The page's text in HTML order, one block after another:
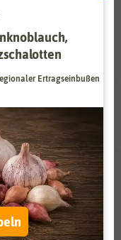
Zustimmung kann
das Recht, nicht
Daten und
Ertragseinbußen